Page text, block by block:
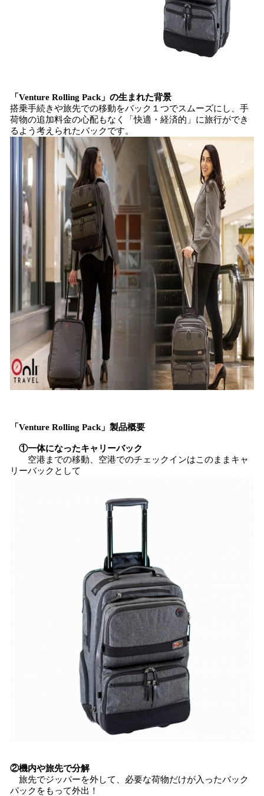
「Venture Rolling Pack」の生まれた背景
搭乗手続きや旅先での移動をバック１つでスムーズにし、手
荷物の追加料金の心配もなく「快適・経済的」に旅行ができ
るよう考えられたバックです。
「Venture Rolling Pack」製品概要
①一体になったキャリーバック
空港までの移動、空港でのチェックインはこのままキャ
リーバックとして
②機内や旅先で分解
旅先でジッパーを外して、必要な荷物だけが入ったバック
パックをもって外出！